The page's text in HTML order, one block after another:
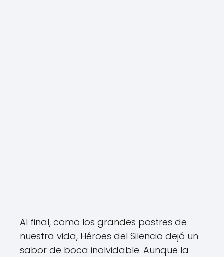
Al final, como los grandes postres de
nuestra vida, Héroes del Silencio dejó un
sabor de boca inolvidable. Aunque la